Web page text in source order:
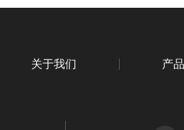
关于我们 产